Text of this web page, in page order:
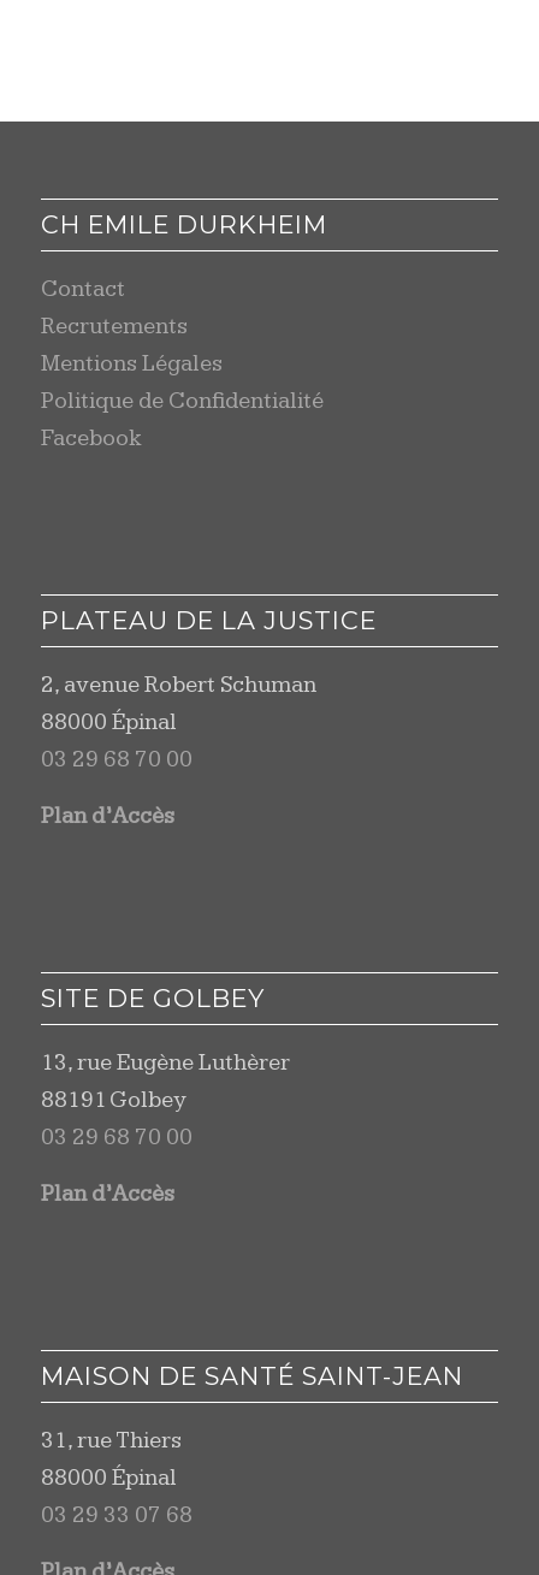
CH EMILE DURKHEIM
Contact
Recrutements
Mentions Légales
Politique de Confidentialité
Facebook
PLATEAU DE LA JUSTICE
2, avenue Robert Schuman
88000 Épinal
03 29 68 70 00
Plan d’Accès
SITE DE GOLBEY
13, rue Eugène Luthèrer
88191 Golbey
03 29 68 70 00
Plan d’Accès
MAISON DE SANTÉ SAINT-JEAN
31, rue Thiers
88000 Épinal
03 29 33 07 68